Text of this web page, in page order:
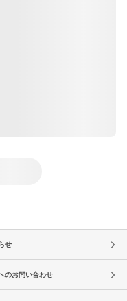
せ
のお問い合わせ